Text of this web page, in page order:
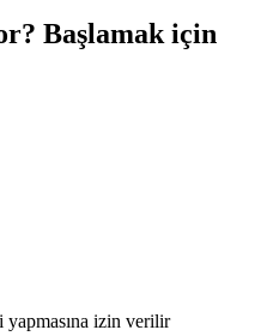
Başlamak için
izin verilir